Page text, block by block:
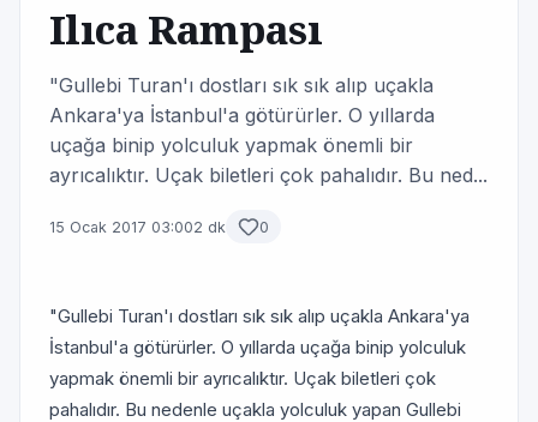
Ilıca Rampası
"Gullebi Turan'ı dostları sık sık alıp uçakla
Ankara'ya İstanbul'a götürürler. O yıllarda
uçağa binip yolculuk yapmak önemli bir
ayrıcalıktır. Uçak biletleri çok pahalıdır. Bu ned...
15 Ocak 2017 03:002 dk 0
"Gullebi Turan'ı dostları sık sık alıp uçakla Ankara'ya
İstanbul'a götürürler. O yıllarda uçağa binip yolculuk
yapmak önemli bir ayrıcalıktır. Uçak biletleri çok
pahalıdır. Bu nedenle uçakla yolculuk yapan Gullebi